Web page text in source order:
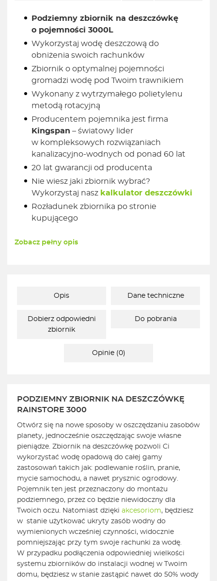
Podziemny zbiornik na deszczówkę
o pojemności 3000L
Wykorzystaj wodę deszczową do
obniżenia swoich rachunków
Zbiornik o optymalnej pojemności
gromadzi wodę pod Twoim trawnikiem
Wykonany z wytrzymałego polietylenu
metodą rotacyjną
Producentem pojemnika jest firma
Kingspan – światowy lider
w kompleksowych rozwiązaniach
kanalizacyjno-wodnych od ponad 60 lat
20 lat gwarancji od producenta
Nie wiesz jaki zbiornik wybrać?
Wykorzystaj nasz kalkulator deszczówki
Rozładunek zbiornika po stronie
kupującego
Zobacz pełny opis
Opis Dane techniczne
Dobierz odpowiedni
zbiornik
Do pobrania
Opinie (0)
PODZIEMNY ZBIORNIK NA DESZCZÓWKĘ
RAINSTORE 3000
Otwórz się na nowe sposoby w oszczędzaniu zasobów
planety, jednocześnie oszczędzając swoje własne
pieniądze. Zbiornik na deszczówkę pozwoli Ci
wykorzystać wodę opadową do całej gamy
zastosowań takich jak: podlewanie roślin, pranie,
mycie samochodu, a nawet prysznic ogrodowy.
Pojemnik ten jest przeznaczony do montażu
podziemnego, przez co będzie niewidoczny dla
Twoich oczu. Natomiast dzięki akcesoriom, będziesz
w stanie użytkować ukryty zasób wodny do
wymienionych wcześniej czynności, widocznie
pomniejszając przy tym swoje rachunki za wodę.
W przypadku podłączenia odpowiedniej wielkości
systemu zbiorników do instalacji wodnej w Twoim
domu, będziesz w stanie zastąpić nawet do 50% wody